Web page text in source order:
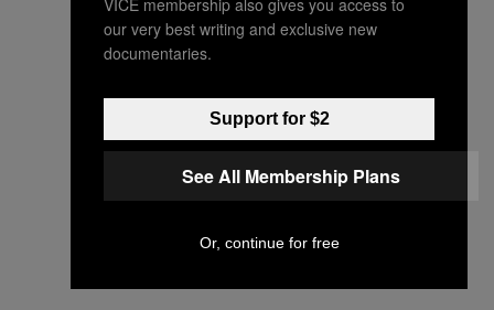
our very best writing and exclusive new
documentaries.
Support for $2
See All Membership Plans
Or, continue for free